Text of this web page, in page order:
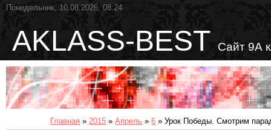
Понедельник, 10.08.2026, 08:24
AKLASS-BEST Сайт 9А
Главная » 2015 » Апрель » 6 » Урок Победы. Смотрим